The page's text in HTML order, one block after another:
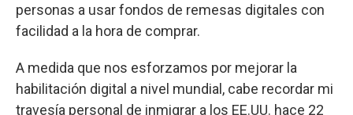
personas a usar fondos de remesas digitales con
facilidad a la hora de comprar.
A medida que nos esforzamos por mejorar la
habilitación digital a nivel mundial, cabe recordar mi
travesía personal de inmigrar a los EE.UU. hace 22